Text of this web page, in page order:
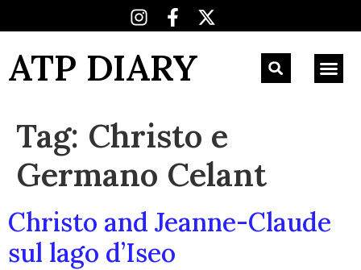
ATP DIARY
Tag: Christo e
Germano Celant
Christo and Jeanne-Claude
sul lago d’Iseo